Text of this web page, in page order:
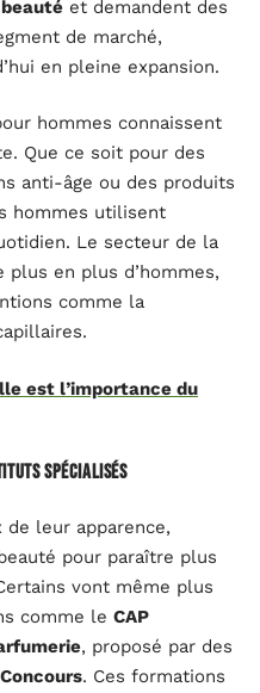
et demandent des
de marché,
en pleine expansion.
hommes connaissent
Que ce soit pour des
anti-âge ou des produits
hommes utilisent
Le secteur de la
plus en plus d’hommes,
comme la
est l’importance du
spécialisés
leur apparence,
pour paraître plus
vont même plus
comme le CAP
, proposé par des
. Ces formations